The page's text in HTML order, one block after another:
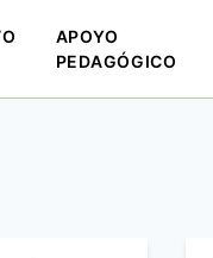
APOYO
PEDAGÓGICO